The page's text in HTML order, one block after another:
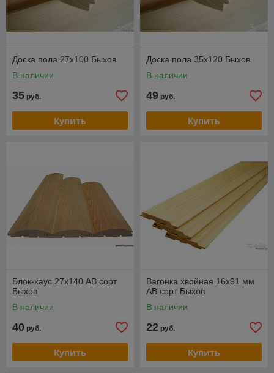
Доска пола 27х100 Быхов
В наличии
35 руб.
Купить
Доска пола 35х120 Быхов
В наличии
49 руб.
Купить
Блок-хаус 27х140 АВ сорт
Быхов
В наличии
40 руб.
Купить
Вагонка хвойная 16х91 мм
АВ сорт Быхов
В наличии
22 руб.
Купить